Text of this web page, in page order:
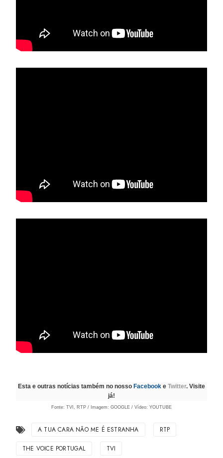
Esta e outras notícias também no nosso Facebook e Twitter. Visite
já!
Fonte: TVI, RTP / Imagem: GOOGLE / Vídeo: YOUTUBE
A TUA CARA NÃO ME É ESTRANHA RTP
THE VOICE PORTUGAL TVI